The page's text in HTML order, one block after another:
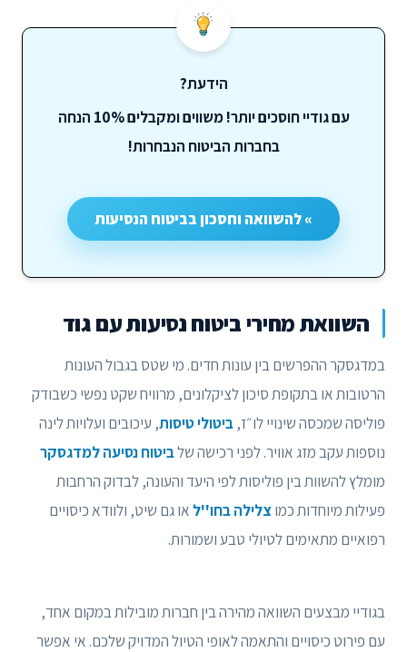
הידעת?
עם גודיי חוסכים יותר! משווים ומקבלים 10% הנחה
בחברות הביטוח הנבחרות!
» להשוואה וחסכון בביטוח הנסיעות
השוואת מחירי ביטוח נסיעות עם גוד
במדגסקר ההפרשים בין עונות חדים. מי שטס בגבול העונות
הרטובות או בתקופת סיכון לציקלונים, מרוויח שקט נפשי כשבודק
פוליסה שמכסה שינויי לו״ז, ביטולי טיסות, עיכובים ועלויות לינה
נוספות עקב מזג אוויר. לפני רכישה שלביטוח נסיעה למדגסקר
מומלץ להשוות בין פוליסות לפי היעד והעונה, לבדוק הרחבות
פעילות מיוחדות כמוצלילה בחו''ל או גם שיט, ולוודא כיסויים
רפואיים מתאימים לטיולי טבע ושמורות.
בגודיי מבצעים השוואה מהירה בין חברות מובילות במקום אחד,
עם פירוט כיסויים והתאמה לאופי הטיול המדויק שלכם. אי אפשר